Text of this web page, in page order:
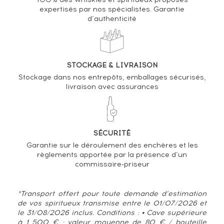
VARIATION DE LA COTE
expertisés par nos spécialistes. Garantie
d’authenticité
STOCKAGE & LIVRAISON
Stockage dans nos entrepôts, emballages sécurisés,
livraison avec assurances
SÉCURITÉ
Garantie sur le déroulement des enchères et les
règlements apportée par la présence d’un
commissaire-priseur
*Transport offert pour toute demande d’estimation
de vos spiritueux transmise entre le 01/07/2026 et
le 31/08/2026 inclus. Conditions : • Cave supérieure